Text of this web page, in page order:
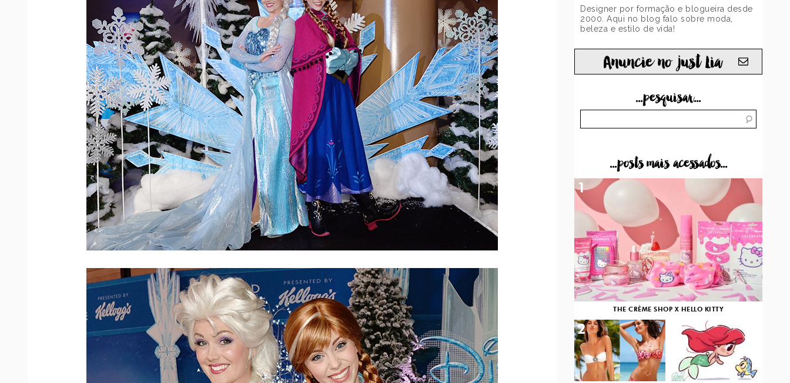
Designer por formação e blogueira desde
2000. Aqui no blog falo sobre moda,
beleza e estilo de vida!
Anuncie no just Lia
...pesquisar...
...posts mais acessados...
THE CRÈME SHOP X HELLO KITTY
1
2 3